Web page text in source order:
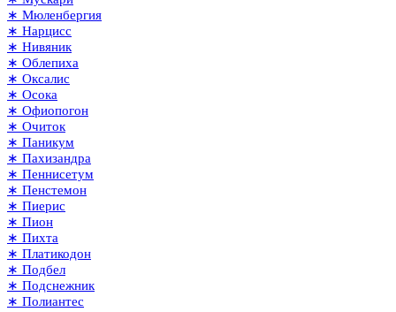
∗ Мюленбергия
∗ Нарцисс
∗ Нивяник
∗ Облепиха
∗ Оксалис
∗ Осока
∗ Офиопогон
∗ Очиток
∗ Паникум
∗ Пахизандра
∗ Пеннисетум
∗ Пенстемон
∗ Пиерис
∗ Пион
∗ Пихта
∗ Платикодон
∗ Подбел
∗ Подснежник
∗ Полиантес